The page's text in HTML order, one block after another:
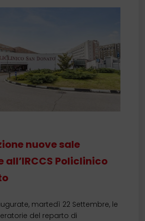
nuove sale
Policlinico
martedì 22 Settembre, le
del reparto di